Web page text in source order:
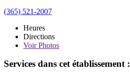
(365) 521-2007
Heures
Directions
VoirPhotos
Services dans cet établissement :